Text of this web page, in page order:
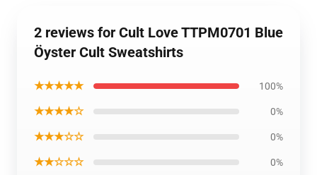
2 reviews for Cult Love TTPM0701 Blue
Öyster Cult Sweatshirts
★★★★★ 100%
★★★★☆ 0%
★★★☆☆ 0%
★★☆☆☆ 0%